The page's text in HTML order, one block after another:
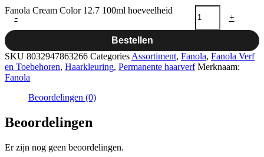
-
Fanola Cream Color 12.7 100ml hoeveelheid
+
Bestellen
SKU 8032947863266 Categories Assortiment, Fanola, Fanola Verf
en Toebehoren, Haarkleuring, Permanente haarverf Merknaam:
Fanola
Beoordelingen (0)
Beoordelingen
Er zijn nog geen beoordelingen.